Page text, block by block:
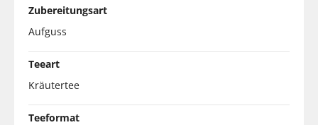
Zubereitungsart
Aufguss
Teeart
Kräutertee
Teeformat